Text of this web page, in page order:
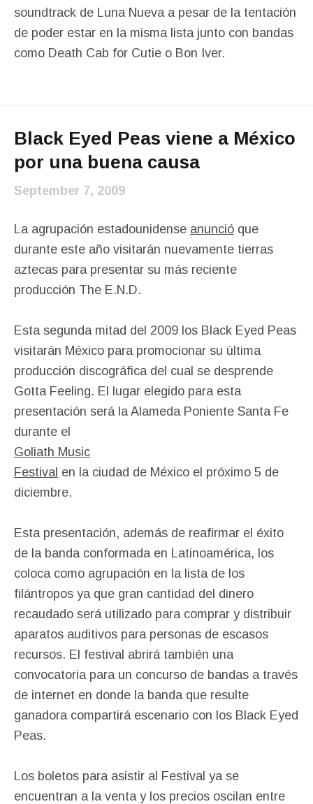
soundtrack de Luna Nueva a pesar de la tentación
de poder estar en la misma lista junto con bandas
como Death Cab for Cutie o Bon Iver.
Black Eyed Peas viene a México
por una buena causa
September 7, 2009
La agrupación estadounidense anunció que
durante este año visitarán nuevamente tierras
aztecas para presentar su más reciente
producción The E.N.D.
Esta segunda mitad del 2009 los Black Eyed Peas
visitarán México para promocionar su última
producción discográfica del cual se desprende
Gotta Feeling. El lugar elegido para esta
presentación será la Alameda Poniente Santa Fe
durante el
Goliath Music
Festival en la ciudad de México el próximo 5 de
diciembre.
Esta presentación, además de reafirmar el éxito
de la banda conformada en Latinoamérica, los
coloca como agrupación en la lista de los
filántropos ya que gran cantidad del dinero
recaudado será utilizado para comprar y distribuir
aparatos auditivos para personas de escasos
recursos. El festival abrirá también una
convocatoria para un concurso de bandas a través
de internet en donde la banda que resulte
ganadora compartirá escenario con los Black Eyed
Peas.
Los boletos para asistir al Festival ya se
encuentran a la venta y los precios oscilan entre